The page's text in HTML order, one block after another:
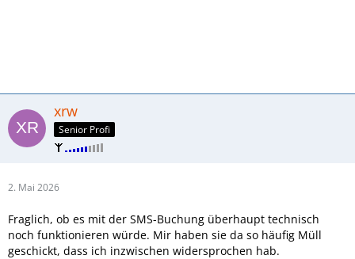
xrw
Senior Profi
2. Mai 2026
Fraglich, ob es mit der SMS-Buchung überhaupt technisch
noch funktionieren würde. Mir haben sie da so häufig Müll
geschickt, dass ich inzwischen widersprochen hab.